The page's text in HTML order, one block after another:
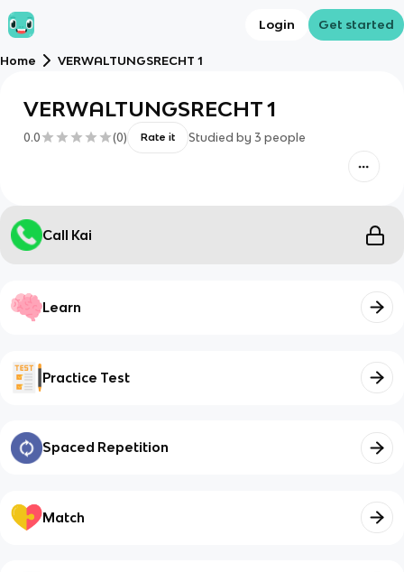
Login Get started
Home VERWALTUNGSRECHT 1
VERWALTUNGSRECHT 1
0.0 (0) Rate it Studied by 3 people
Call Kai
Learn
Practice Test
Spaced Repetition
Match